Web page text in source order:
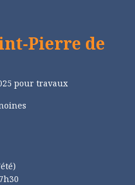
Pierre de
pour travaux